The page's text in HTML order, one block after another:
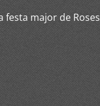
festa major de Roses